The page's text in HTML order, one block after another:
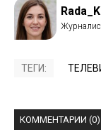
ТЕГИ:
КОММЕНТАРИИ (0)